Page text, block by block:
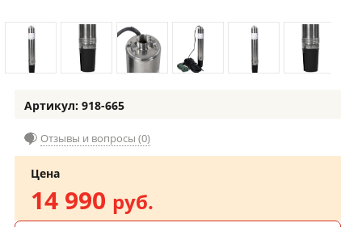
Артикул: 918-665
Отзывы и вопросы (0)
Цена
14 990 руб.